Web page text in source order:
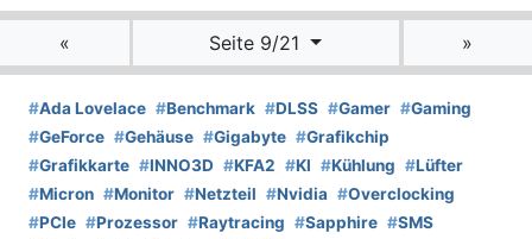
« Seite 9/21 »
#Ada Lovelace #Benchmark #DLSS #Gamer #Gaming
#GeForce #Gehäuse #Gigabyte #Grafikchip
#Grafikkarte #INNO3D #KFA2 #KI #Kühlung #Lüfter
#Micron #Monitor #Netzteil #Nvidia #Overclocking
#PCIe #Prozessor #Raytracing #Sapphire #SMS